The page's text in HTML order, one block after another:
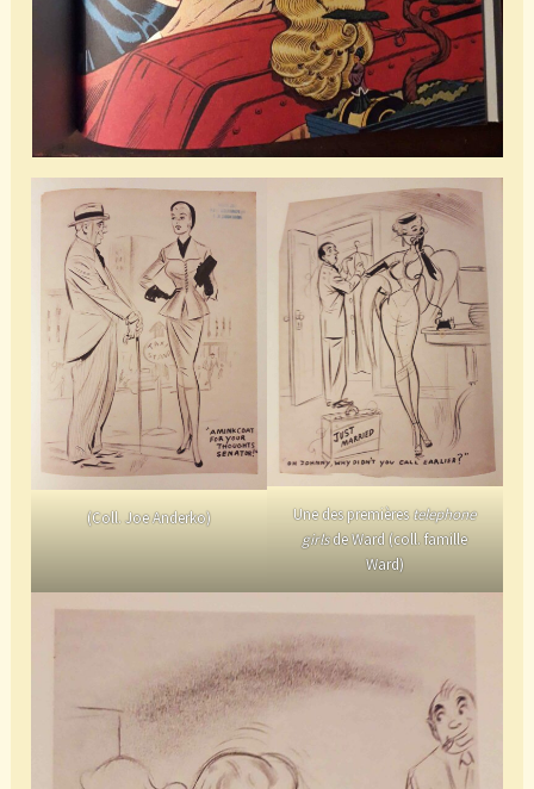
(Coll. Joe Anderko) Une des premièrestelephone
girlsde Ward (coll. famille
Ward)